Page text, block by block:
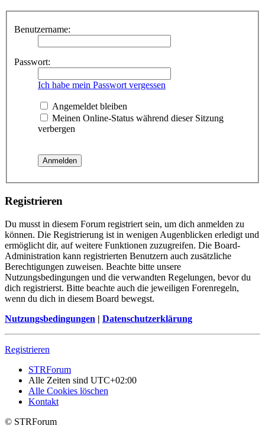
Benutzername:
Passwort:
Ich habe mein Passwort vergessen
Angemeldet bleiben
Meinen Online-Status während dieser Sitzung
verbergen
Registrieren
Du musst in diesem Forum registriert sein, um dich anmelden zu
können. Die Registrierung ist in wenigen Augenblicken erledigt und
ermöglicht dir, auf weitere Funktionen zuzugreifen. Die Board-
Administration kann registrierten Benutzern auch zusätzliche
Berechtigungen zuweisen. Beachte bitte unsere
Nutzungsbedingungen und die verwandten Regelungen, bevor du
dich registrierst. Bitte beachte auch die jeweiligen Forenregeln,
wenn du dich in diesem Board bewegst.
Nutzungsbedingungen | Datenschutzerklärung
Registrieren
STRForum
Alle Zeiten sind UTC+02:00
Alle Cookies löschen
Kontakt
© STRForum